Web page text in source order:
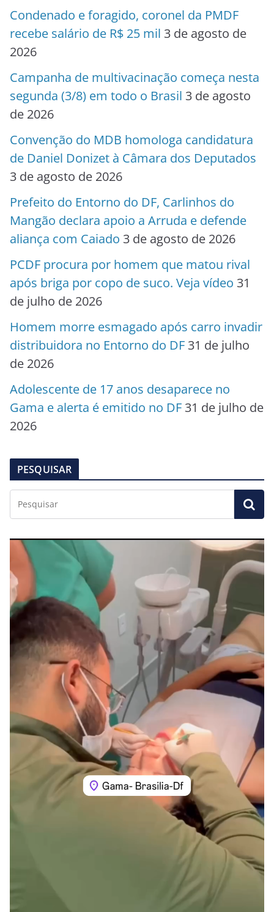
Condenado e foragido, coronel da PMDF
recebe salário de R$ 25 mil 3 de agosto de
2026
Campanha de multivacinação começa nesta
segunda (3/8) em todo o Brasil 3 de agosto
de 2026
Convenção do MDB homologa candidatura
de Daniel Donizet à Câmara dos Deputados
3 de agosto de 2026
Prefeito do Entorno do DF, Carlinhos do
Mangão declara apoio a Arruda e defende
aliança com Caiado 3 de agosto de 2026
PCDF procura por homem que matou rival
após briga por copo de suco. Veja vídeo 31
de julho de 2026
Homem morre esmagado após carro invadir
distribuidora no Entorno do DF 31 de julho
de 2026
Adolescente de 17 anos desaparece no
Gama e alerta é emitido no DF 31 de julho de
2026
PESQUISAR